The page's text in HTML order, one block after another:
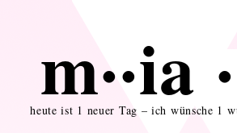
m··ia
heute ist 1 neuer Tag – ich wünsche 1